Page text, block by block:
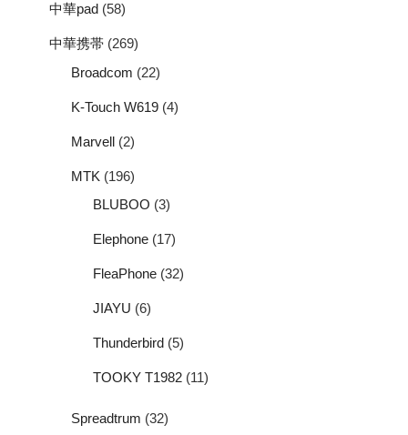
中華pad (58)
中華携帯 (269)
Broadcom (22)
K-Touch W619 (4)
Marvell (2)
MTK (196)
BLUBOO (3)
Elephone (17)
FleaPhone (32)
JIAYU (6)
Thunderbird (5)
TOOKY T1982 (11)
Spreadtrum (32)